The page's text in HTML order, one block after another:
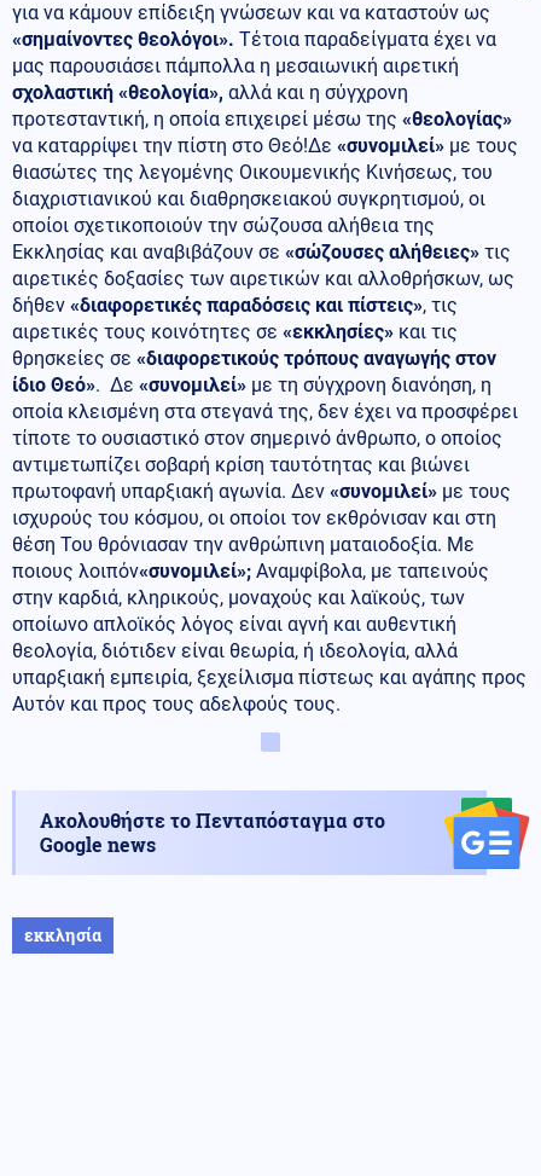
για να κάμουν επίδειξη γνώσεων και να καταστούν ως
«σημαίνοντες θεολόγοι». Τέτοια παραδείγματα έχει να
μας παρουσιάσει πάμπολλα η μεσαιωνική αιρετική
σχολαστική «θεολογία», αλλά και η σύγχρονη
προτεσταντική, η οποία επιχειρεί μέσω της «θεολογίας»
να καταρρίψει την πίστη στο Θεό!Δε «συνομιλεί» με τους
θιασώτες της λεγομένης Οικουμενικής Κινήσεως, του
διαχριστιανικού και διαθρησκειακού συγκρητισμού, οι
οποίοι σχετικοποιούν την σώζουσα αλήθεια της
Εκκλησίας και αναβιβάζουν σε «σώζουσες αλήθειες» τις
αιρετικές δοξασίες των αιρετικών και αλλοθρήσκων, ως
δήθεν «διαφορετικές παραδόσεις και πίστεις», τις
αιρετικές τους κοινότητες σε «εκκλησίες» και τις
θρησκείες σε «διαφορετικούς τρόπους αναγωγής στον
ίδιο Θεό». Δε «συνομιλεί» με τη σύγχρονη διανόηση, η
οποία κλεισμένη στα στεγανά της, δεν έχει να προσφέρει
τίποτε το ουσιαστικό στον σημερινό άνθρωπο, ο οποίος
αντιμετωπίζει σοβαρή κρίση ταυτότητας και βιώνει
πρωτοφανή υπαρξιακή αγωνία. Δεν «συνομιλεί» με τους
ισχυρούς του κόσμου, οι οποίοι τον εκθρόνισαν και στη
θέση Του θρόνιασαν την ανθρώπινη ματαιοδοξία. Με
ποιους λοιπόν«συνομιλεί»; Αναμφίβολα, με ταπεινούς
στην καρδιά, κληρικούς, μοναχούς και λαϊκούς, των
οποίωνο απλοϊκός λόγος είναι αγνή και αυθεντική
θεολογία, διότιδεν είναι θεωρία, ή ιδεολογία, αλλά
υπαρξιακή εμπειρία, ξεχείλισμα πίστεως και αγάπης προς
Αυτόν και προς τους αδελφούς τους.
Ακολουθήστε το Πενταπόσταγμα στο
Google news
εκκλησία